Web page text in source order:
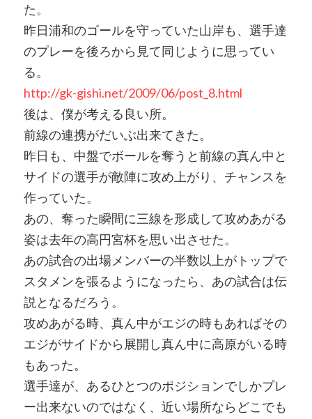
た。
昨日浦和のゴールを守っていた山岸も、選手達
のプレーを後ろから見て同じように思ってい
る。
http://gk-gishi.net/2009/06/post_8.html
後は、僕が考える良い所。
前線の連携がだいぶ出来てきた。
昨日も、中盤でボールを奪うと前線の真ん中と
サイドの選手が敵陣に攻め上がり、チャンスを
作っていた。
あの、奪った瞬間に三線を形成して攻めあがる
姿は去年の高円宮杯を思い出させた。
あの試合の出場メンバーの半数以上がトップで
スタメンを張るようになったら、あの試合は伝
説となるだろう。
攻めあがる時、真ん中がエジの時もあればその
エジがサイドから展開し真ん中に高原がいる時
もあった。
選手達が、あるひとつのポジションでしかプレ
ー出来ないのではなく、近い場所ならどこでも